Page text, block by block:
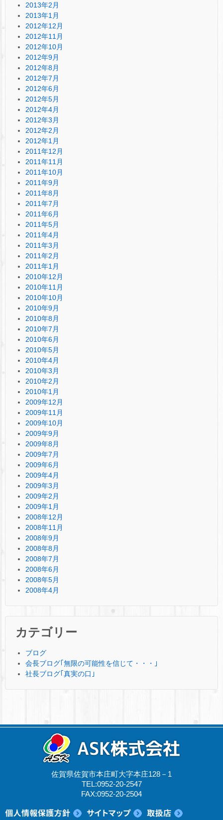
2013年2月
2013年1月
2012年12月
2012年11月
2012年10月
2012年9月
2012年8月
2012年7月
2012年6月
2012年5月
2012年4月
2012年3月
2012年2月
2012年1月
2011年12月
2011年11月
2011年10月
2011年9月
2011年8月
2011年7月
2011年6月
2011年5月
2011年4月
2011年3月
2011年2月
2011年1月
2010年12月
2010年11月
2010年10月
2010年9月
2010年8月
2010年7月
2010年6月
2010年5月
2010年4月
2010年3月
2010年2月
2010年1月
2009年12月
2009年11月
2009年10月
2009年9月
2009年8月
2009年7月
2009年6月
2009年4月
2009年3月
2009年2月
2009年1月
2008年12月
2008年11月
2008年9月
2008年8月
2008年7月
2008年6月
2008年5月
2008年4月
カテゴリー
ブログ
会長ブログ｢無限の可能性を信じて・・・｣
社長ブログ｢真実の口｣
佐賀県佐賀市本庄町大字本庄128－1
TEL:0952-20-2547
FAX:0952-20-2504